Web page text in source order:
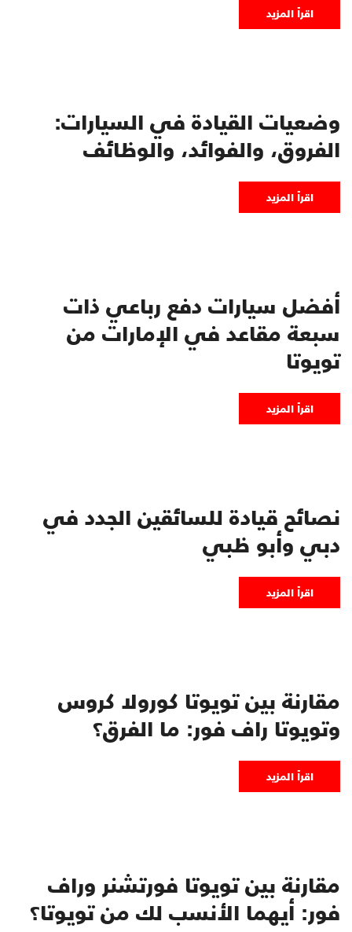
اقرأ المزيد
وضعيات القيادة في السيارات:
الفروق، والفوائد، والوظائف
اقرأ المزيد
أفضل سيارات دفع رباعي ذات
سبعة مقاعد في الإمارات من
تويوتا
اقرأ المزيد
نصائح قيادة للسائقين الجدد في
دبي وأبو ظبي
اقرأ المزيد
مقارنة بين تويوتا كورولا كروس
وتويوتا راف فور: ما الفرق؟
اقرأ المزيد
مقارنة بين تويوتا فورتشنر وراف
فور: أيهما الأنسب لك من تويوتا؟